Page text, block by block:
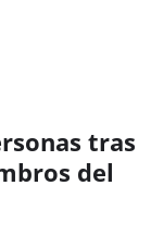
tras
del